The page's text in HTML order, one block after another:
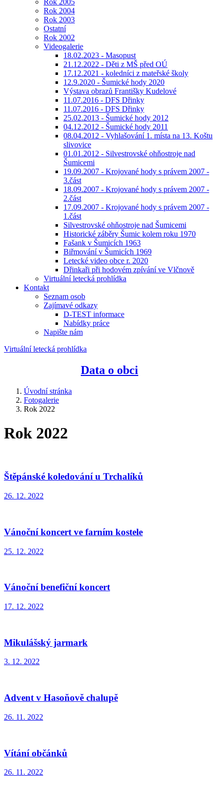
Rok 2005
Rok 2004
Rok 2003
Ostatní
Rok 2002
Videogalerie
18.02.2023 - Masopust
21.12.2022 - Děti z MŠ před OÚ
17.12.2021 - koledníci z mateřské školy
12.9.2020 - Šumické hody 2020
Výstava obrazů Františky Kudelové
11.07.2016 - DFS Dřinky
11.07.2016 - DFS Dřinky
25.02.2013 - Šumické hody 2012
04.12.2012 - Šumické hody 2011
08.04.2012 - Vyhlašování 1. místa na 13. Koštu
slivovice
01.01.2012 - Silvestrovské ohňostroje nad
Šumicemi
19.09.2007 - Krojované hody s právem 2007 -
3.část
18.09.2007 - Krojované hody s právem 2007 -
2.část
17.09.2007 - Krojované hody s právem 2007 -
1.část
Silvestrovské ohňostroje nad Šumicemi
Historické záběry Šumic kolem roku 1970
Fašank v Šumicích 1963
Biřmování v Šumicích 1969
Letecké video obce r. 2020
Dřinkaři při hodovém zpívání ve Vlčnově
Virtuální letecká prohlídka
Kontakt
Seznam osob
Zajímavé odkazy
D-TEST informace
Nabídky práce
Napište nám
Virtuální letecká prohlídka
Data o obci
Úvodní stránka
Fotogalerie
Rok 2022
Rok 2022
Štěpánské koledování u Trchalíků
26. 12. 2022
Vánoční koncert ve farním kostele
25. 12. 2022
Vánoční benefiční koncert
17. 12. 2022
Mikulášský jarmark
3. 12. 2022
Advent v Hasoňově chalupě
26. 11. 2022
Vítání občánků
26. 11. 2022